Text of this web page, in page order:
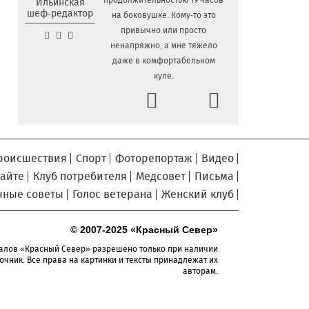
6.08.2026 17:17 «Территория талантов»
открылась для 122 школьников из
Алчевска в Вологодской области
Сельские труженики
Тотемского округа получат жилье с
6.08.2026 15:08
Уникальный трейл и
силовые шоу приготовили округа
Вологодчины ко Дню физкультурника
поможет вологжанам оформить выплату
на первоклассника
Вологодская область
Ильинская
шеф-редактор
на боковушке. Кому-то это
привычно или просто
ненапряжно, а мне тяжело
даже в комфортабельном
купе.
Спорт Фоторепортаж
Видео
Клуб потребителя Медсовет
Письма
советы
Голос ветерана Женский клуб
© 2007-2025 «Красный Север»
«Красный Север» разрешено только при наличии
Все права на картинки и тексты принадлежат их
авторам.